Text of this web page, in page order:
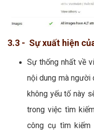
3.3 - Sự xuất hiện
Sự thống nhất về
nội dung mà người
không yếu tố này
trong việc tìm
công cụ tìm kiếm